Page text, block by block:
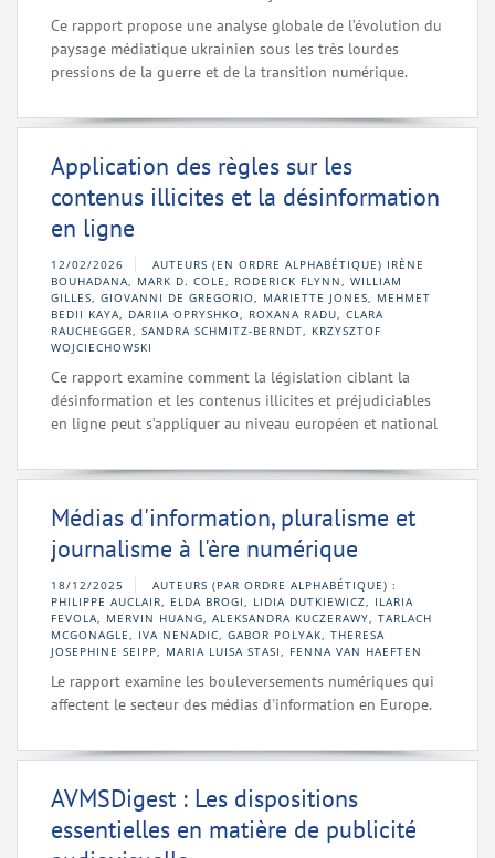
Ce rapport propose une analyse globale de l’évolution du
paysage médiatique ukrainien sous les très lourdes
pressions de la guerre et de la transition numérique.
Application des règles sur les
contenus illicites et la désinformation
en ligne
12/02/2026
AUTEURS (EN ORDRE ALPHABÉTIQUE) IRÈNE
BOUHADANA, MARK D. COLE, RODERICK FLYNN, WILLIAM
GILLES, GIOVANNI DE GREGORIO, MARIETTE JONES, MEHMET
BEDII KAYA, DARIIA OPRYSHKO, ROXANA RADU, CLARA
RAUCHEGGER, SANDRA SCHMITZ-BERNDT, KRZYSZTOF
WOJCIECHOWSKI
Ce rapport examine comment la législation ciblant la
désinformation et les contenus illicites et préjudiciables
en ligne peut s’appliquer au niveau européen et national
Médias d'information, pluralisme et
journalisme à l'ère numérique
18/12/2025
AUTEURS (PAR ORDRE ALPHABÉTIQUE) :
PHILIPPE AUCLAIR, ELDA BROGI, LIDIA DUTKIEWICZ, ILARIA
FEVOLA, MERVIN HUANG, ALEKSANDRA KUCZERAWY, TARLACH
MCGONAGLE, IVA NENADIC, GABOR POLYAK, THERESA
JOSEPHINE SEIPP, MARIA LUISA STASI, FENNA VAN HAEFTEN
Le rapport examine les bouleversements numériques qui
affectent le secteur des médias d'information en Europe.
AVMSDigest : Les dispositions
essentielles en matière de publicité